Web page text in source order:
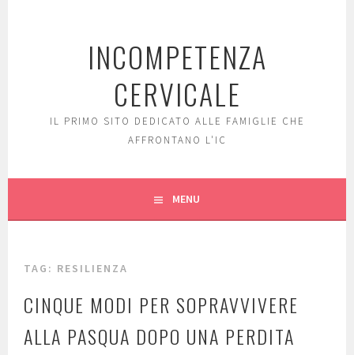
INCOMPETENZA
CERVICALE
IL PRIMO SITO DEDICATO ALLE FAMIGLIE CHE
AFFRONTANO L'IC
MENU
TAG: RESILIENZA
CINQUE MODI PER SOPRAVVIVERE
ALLA PASQUA DOPO UNA PERDITA